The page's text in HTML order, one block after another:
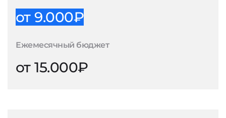
от 9.000₽
Ежемесячный бюджет
от 15.000₽